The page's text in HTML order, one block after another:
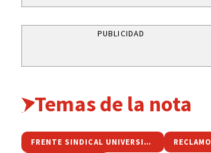
PUBLICIDAD
Temas de la nota
FRENTE SINDICAL UNIVERSITARIO RECLAMO